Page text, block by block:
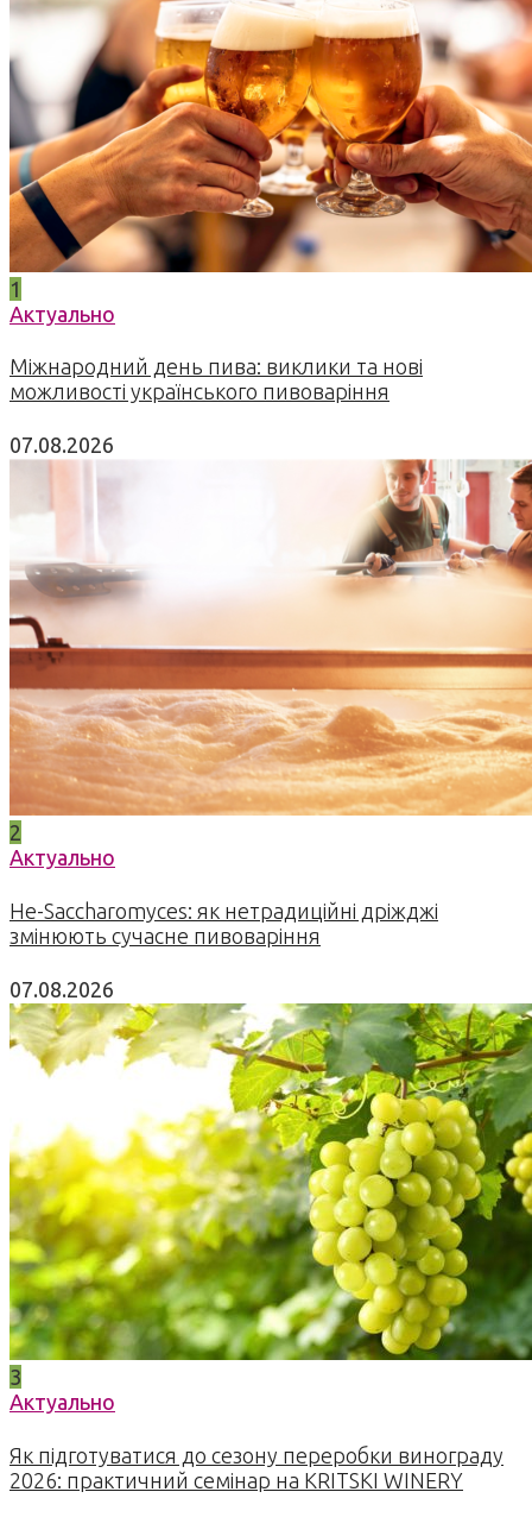
1
Актуально
Міжнародний день пива: виклики та нові
можливості українського пивоваріння
07.08.2026
2
Актуально
Не-Saccharomyces: як нетрадиційні дріжджі
змінюють сучасне пивоваріння
07.08.2026
3
Актуально
Як підготуватися до сезону переробки винограду
2026: практичний семінар на KRITSKI WINERY